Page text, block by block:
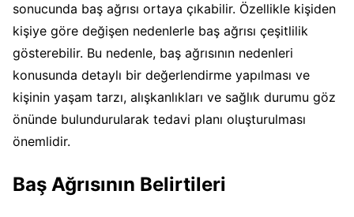
sonucunda baş ağrısı ortaya çıkabilir. Özellikle kişiden
kişiye göre değişen nedenlerle baş ağrısı çeşitlilik
gösterebilir. Bu nedenle, baş ağrısının nedenleri
konusunda detaylı bir değerlendirme yapılması ve
kişinin yaşam tarzı, alışkanlıkları ve sağlık durumu göz
önünde bulundurularak tedavi planı oluşturulması
önemlidir.
Baş Ağrısının Belirtileri